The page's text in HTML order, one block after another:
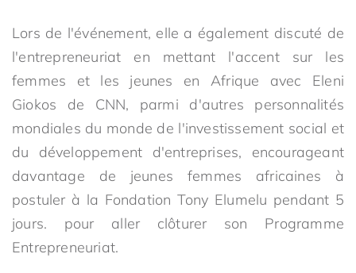
Lors de l'événement, elle a également discuté de
l'entrepreneuriat en mettant l'accent sur les
femmes et les jeunes en Afrique avec Eleni
Giokos de CNN, parmi d'autres personnalités
mondiales du monde de l'investissement social et
du développement d'entreprises, encourageant
davantage de jeunes femmes africaines à
postuler à la Fondation Tony Elumelu pendant 5
jours. pour aller clôturer son Programme
Entrepreneuriat.